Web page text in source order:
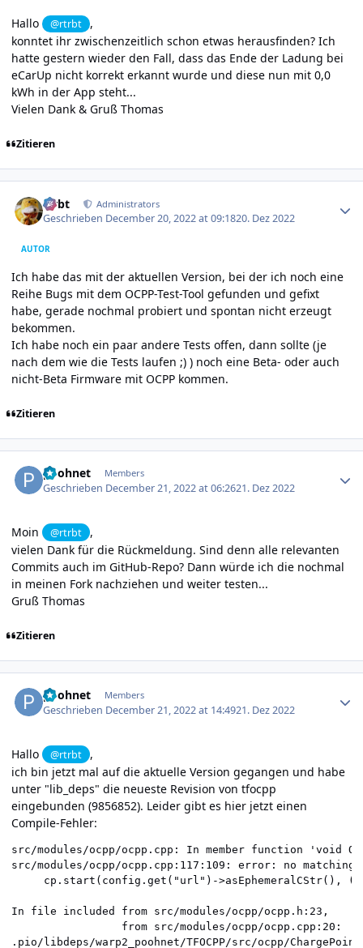
Hallo @rtrbt
,
konntet ihr zwischenzeitlich schon etwas herausfinden? Ich
hatte gestern wieder den Fall, dass das Ende der Ladung bei
eCarUp nicht korrekt erkannt wurde und diese nun mit 0,0
kWh in der App steht...
Vielen Dank & Gruß Thomas
Zitieren
rtrbt Administrators
Geschrieben December 20, 2022 at 09:1820. Dez 2022
AUTOR
Ich habe das mit der aktuellen Version, bei der ich noch eine
Reihe Bugs mit dem OCPP-Test-Tool gefunden und gefixt
habe, gerade nochmal probiert und spontan nicht erzeugt
bekommen.
Ich habe noch ein paar andere Tests offen, dann sollte (je
nach dem wie die Tests laufen ;) ) noch eine Beta- oder auch
nicht-Beta Firmware mit OCPP kommen.
Zitieren
poohnet Members
Geschrieben December 21, 2022 at 06:2621. Dez 2022
Moin @rtrbt
,
vielen Dank für die Rückmeldung. Sind denn alle relevanten
Commits auch im GitHub-Repo? Dann würde ich die nochmal
in meinen Fork nachziehen und weiter testen...
Gruß Thomas
Zitieren
poohnet Members
Geschrieben December 21, 2022 at 14:4921. Dez 2022
Hallo @rtrbt
,
ich bin jetzt mal auf die aktuelle Version gegangen und habe
unter "lib_deps" die neueste Revision von tfocpp
eingebunden (9856852). Leider gibt es hier jetzt einen
Compile-Fehler:
src/modules/ocpp/ocpp.cpp: In member function 'void
src/modules/ocpp/ocpp.cpp:117:109: error: no
cp.start(config.get("url")->asEphemeralCStr(),
In file included from src/modules/ocpp/ocpp.h:23,
                 from src/modules/ocpp/ocpp.cpp:20:
.pio/libdeps/warp2_poohnet/TFOCPP/src/ocpp/